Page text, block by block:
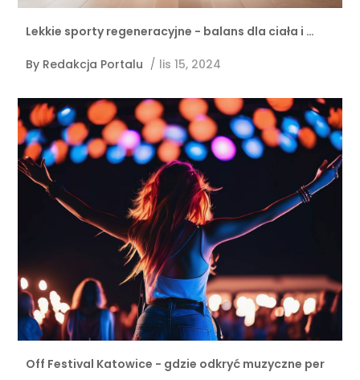
Lekkie sporty regeneracyjne - balans dla ciała i …
By Redakcja Portalu / lis 15, 2024
Off Festival Katowice - gdzie odkryć muzyczne per